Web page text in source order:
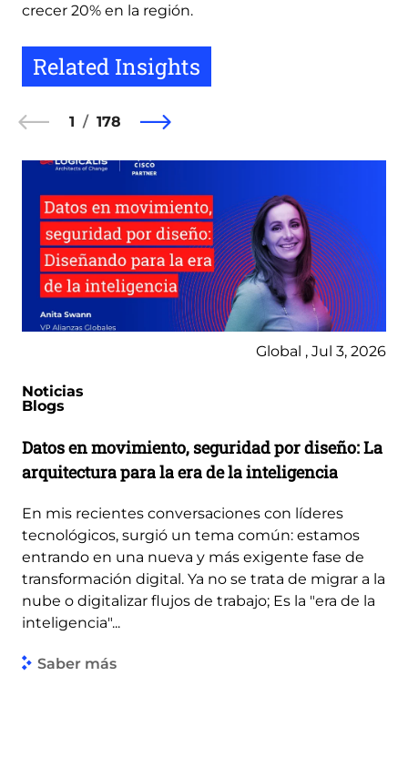
crecer 20% en la región.
Related Insights
1 178
Global , Jul 3, 2026
Noticias
Blogs
Datos en movimiento, seguridad por diseño: La
arquitectura para la era de la inteligencia
En mis recientes conversaciones con líderes
tecnológicos, surgió un tema común: estamos
entrando en una nueva y más exigente fase de
transformación digital. Ya no se trata de migrar a la
nube o digitalizar flujos de trabajo; Es la "era de la
inteligencia"...
Saber más